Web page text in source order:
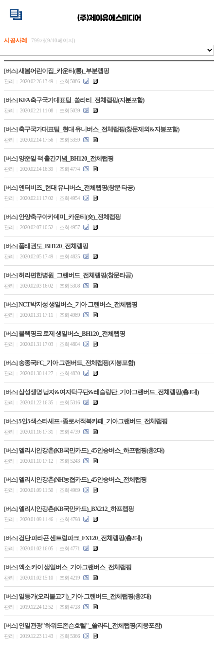
시공사례 799개(9/40페이지)
[버스] 새봄어린이집_카운티(롱)_부분랩핑
관리 2020.02.26 13:49 조회 5086
[버스] KFA 축구국가대표팀_쏠라티_전체랩핑(지분포함)
관리 2020.02.21 11:08 조회 5039
[버스] 축구국가대표팀_현대 유니버스_전체랩핑(창문제외&지붕포함)
관리 2020.02.14 17:56 조회 5359
[버스] 양준일 책 출간기념_BH120_전체랩핑
관리 2020.02.14 16:39 조회 4774
[버스] 엔터비즈_현대 유니버스_전체랩핑(창문 타공)
관리 2020.02.11 17:02 조회 4954
[버스] 안양축구아카데미_카운티(숏)_전체랩핑
관리 2020.02.07 10:52 조회 4957
[버스] 품태권도_BH120_전체랩핑
관리 2020.02.05 17:49 조회 4825
[버스] 허리편한병원_그랜버드_전체랩핑(창문타공)
관리 2020.02.03 16:02 조회 5308
[버스] NCT박지성 생일버스_기아 그랜버스_전체랩핑
관리 2020.01.31 17:11 조회 4989
[버스] 블랙핑크 로제 생일버스_BH120_전체랩핑
관리 2020.01.31 17:03 조회 4804
[버스] 송종국FC_기아 그랜버드_전체랩핑(지붕포함)
관리 2020.01.30 14:27 조회 4830
[버스] 삼성생명 남자&여자탁구단&레슬링단_기아그랜버드_전체랩핑(총3대)
관리 2020.01.22 16:35 조회 5316
[버스] 5인5색스타셰프+종로서적북카페_기아그랜버드_전체랩핑
관리 2020.01.16 17:31 조회 4739
[버스] 엘리시안강촌(KB국민카드)_45인승버스_하프랩핑(총2대)
관리 2020.01.10 17:12 조회 5243
[버스] 엘리시안강촌(NH농협카드)_45인승버스_전체랩핑
관리 2020.01.09 11:50 조회 4969
[버스] 엘리시안강촌(KB국민카드)_BX212_하프랩핑
관리 2020.01.09 11:46 조회 4798
[버스] 검단 파라곤 센트럴파크_FX120_전체랩핑(총2대)
관리 2020.01.02 16:05 조회 4771
[버스] 엑소 카이 생일버스_기아그랜버스_전체랩핑
관리 2020.01.02 15:10 조회 4219
[버스] 일등가(오리불고기)_기아 그랜버드_전체랩핑(총2대)
관리 2019.12.24 12:52 조회 4728
[버스] 인일관광"하워드존슨호텔"_쏠라티_전체랩핑(지붕포함)
관리 2019.12.23 11:43 조회 5366